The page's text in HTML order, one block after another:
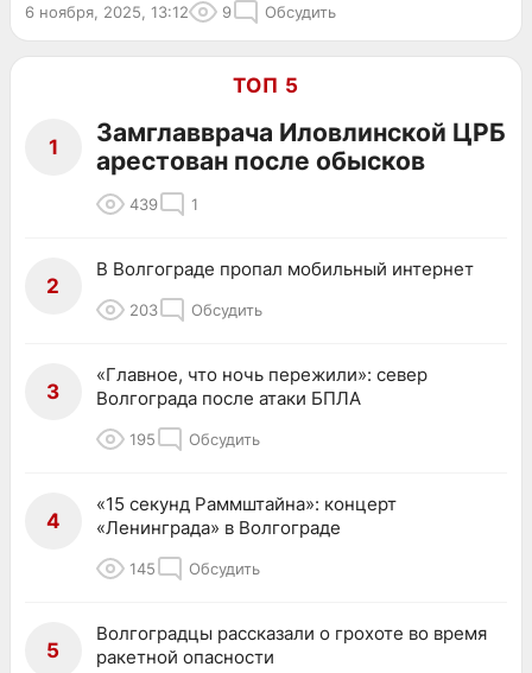
6 ноября, 2025, 13:12 9 Обсудить
ТОП 5
1
Замглавврача Иловлинской ЦРБ
арестован после обысков
439 1
2
В Волгограде пропал мобильный интернет
203 Обсудить
3
«Главное, что ночь пережили»: север
Волгограда после атаки БПЛА
195 Обсудить
4
«15 секунд Раммштайна»: концерт
«Ленинграда» в Волгограде
145 Обсудить
5
Волгоградцы рассказали о грохоте во время
ракетной опасности